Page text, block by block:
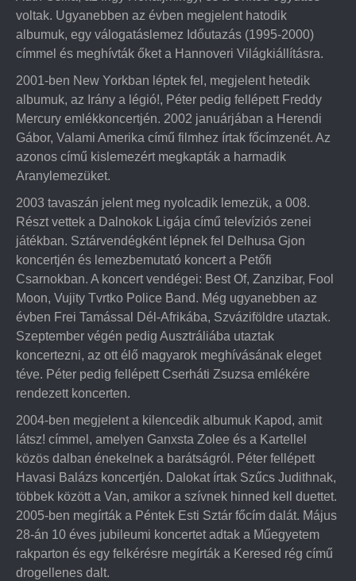
voltak. Ugyanebben az évben megjelent hatodik
albumuk, egy válogatáslemez Időutazás (1995-2000)
címmel és meghívták őket a Hannoveri Világkiállításra.
2001-ben New Yorkban léptek fel, megjelent hetedik
albumuk, az Irány a légió!, Péter pedig fellépett Freddy
Mercury emlékkoncertjén. 2002 januárjában a Herendi
Gábor, Valami Amerika című filmhez írtak főcímzenét. Az
azonos című kislemezért megkapták a harmadik
Aranylemezüket.
2003 tavaszán jelent meg nyolcadik lemezük, a 008.
Részt vettek a Dalnokok Ligája című televíziós zenei
játékban. Sztárvendégként lépnek fel Delhusa Gjon
koncertjén és lemezbemutató koncert a Petőfi
Csarnokban. A koncert vendégei: Best Of, Zanzibar, Fool
Moon, Vujity Tvrtko Police Band. Még ugyanebben az
évben Frei Tamással Dél-Afrikába, Szváziföldre utaztak.
Szeptember végén pedig Ausztráliába utaztak
koncertezni, az ott élő magyarok meghívásának eleget
téve. Péter pedig fellépett Cserháti Zsuzsa emlékére
rendezett koncerten.
2004-ben megjelent a kilencedik albumuk Kapod, amit
látsz! címmel, amelyen Ganxsta Zolee és a Kartellel
közös dalban énekelnek a barátságról. Péter fellépett
Havasi Balázs koncertjén. Dalokat írtak Szűcs Judithnak,
többek között a Van, amikor a szívnek hinned kell duettet.
2005-ben megírták a Péntek Esti Sztár főcím dalát. Május
28-án 10 éves jubileumi koncertet adtak a Műegyetem
rakparton és egy felkérésre megírták a Keresed rég című
drogellenes dalt.